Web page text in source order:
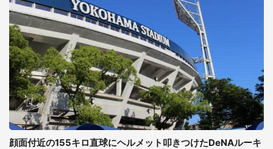
顔面付近の155キロ直球にヘルメット叩きつけたDeNAルーキ